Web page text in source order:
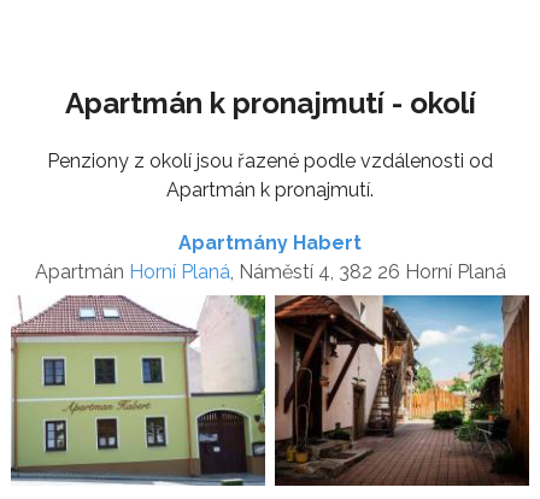
Apartmán k pronajmutí - okolí
Penziony z okolí jsou řazené podle vzdálenosti od
Apartmán k pronajmutí.
Apartmány Habert
Apartmán Horní Planá , Náměstí 4, 382 26 Horní Planá